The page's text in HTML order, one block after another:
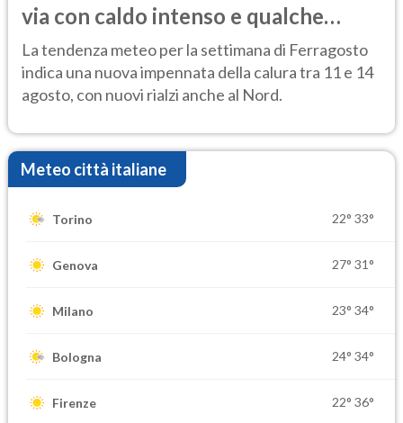
via con caldo intenso e qualche
temporale
La tendenza meteo per la settimana di Ferragosto
indica una nuova impennata della calura tra 11 e 14
agosto, con nuovi rialzi anche al Nord.
Meteo città italiane
Torino 22° 33°
Genova 27° 31°
Milano 23° 34°
Bologna 24° 34°
Firenze 22° 36°